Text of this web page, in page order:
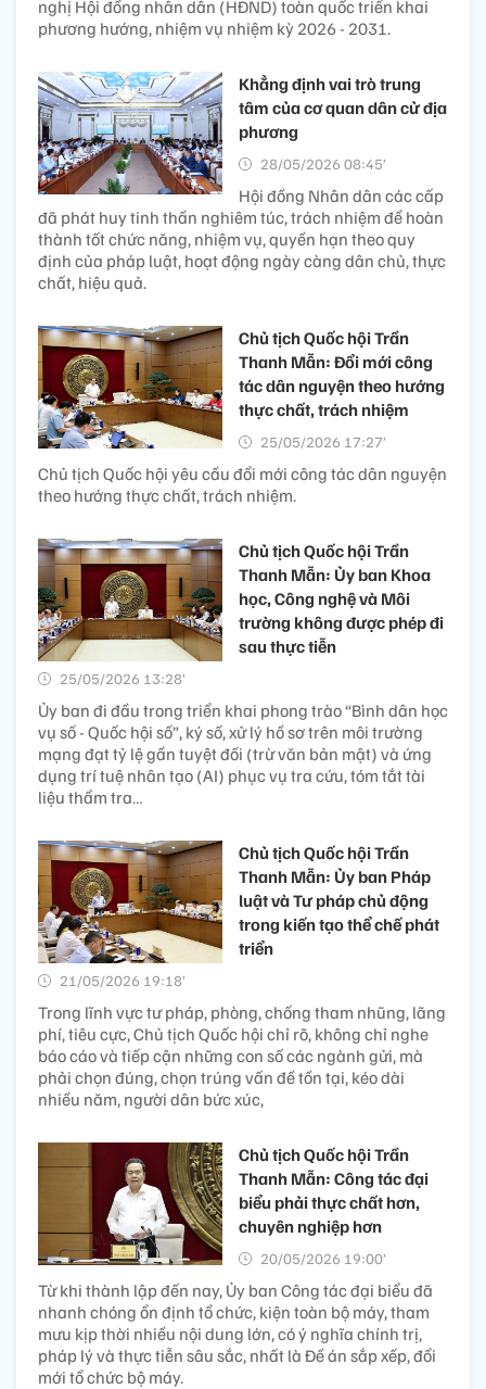
nghị Hội đồng nhân dân (HĐND) toàn quốc triển khai
phương hướng, nhiệm vụ nhiệm kỳ 2026 - 2031.
Khẳng định vai trò trung
tâm của cơ quan dân cử địa
phương
28/05/2026 08:45’
Hội đồng Nhân dân các cấp
đã phát huy tinh thần nghiêm túc, trách nhiệm để hoàn
thành tốt chức năng, nhiệm vụ, quyền hạn theo quy
định của pháp luật, hoạt động ngày càng dân chủ, thực
chất, hiệu quả.
Chủ tịch Quốc hội Trần
Thanh Mẫn: Đổi mới công
tác dân nguyện theo hướng
thực chất, trách nhiệm
25/05/2026 17:27’
Chủ tịch Quốc hội yêu cầu đổi mới công tác dân nguyện
theo hướng thực chất, trách nhiệm.
Chủ tịch Quốc hội Trần
Thanh Mẫn: Ủy ban Khoa
học, Công nghệ và Môi
trường không được phép đi
sau thực tiễn
25/05/2026 13:28’
Ủy ban đi đầu trong triển khai phong trào “Bình dân học
vụ số - Quốc hội số”, ký số, xử lý hồ sơ trên môi trường
mạng đạt tỷ lệ gần tuyệt đối (trừ văn bản mật) và ứng
dụng trí tuệ nhân tạo (AI) phục vụ tra cứu, tóm tắt tài
liệu thẩm tra…
Chủ tịch Quốc hội Trần
Thanh Mẫn: Ủy ban Pháp
luật và Tư pháp chủ động
trong kiến tạo thể chế phát
triển
21/05/2026 19:18’
Trong lĩnh vực tư pháp, phòng, chống tham nhũng, lãng
phí, tiêu cực, Chủ tịch Quốc hội chỉ rõ, không chỉ nghe
báo cáo và tiếp cận những con số các ngành gửi, mà
phải chọn đúng, chọn trúng vấn đề tồn tại, kéo dài
nhiều năm, người dân bức xúc,
Chủ tịch Quốc hội Trần
Thanh Mẫn: Công tác đại
biểu phải thực chất hơn,
chuyên nghiệp hơn
20/05/2026 19:00’
Từ khi thành lập đến nay, Ủy ban Công tác đại biểu đã
nhanh chóng ổn định tổ chức, kiện toàn bộ máy, tham
mưu kịp thời nhiều nội dung lớn, có ý nghĩa chính trị,
pháp lý và thực tiễn sâu sắc, nhất là Đề án sắp xếp, đổi
mới tổ chức bộ máy.